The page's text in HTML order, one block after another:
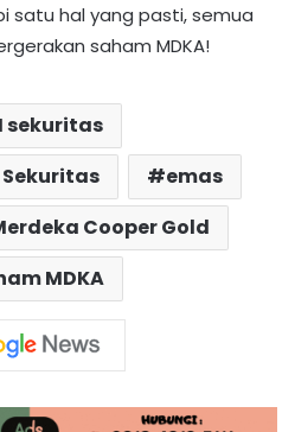
satu hal yang pasti, semua
saham MDKA!
sekuritas
Sekuritas
emas
Cooper Gold
MDKA